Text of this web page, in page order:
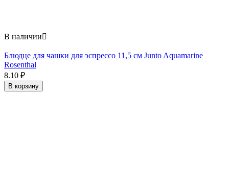
В наличии
Блюдце для чашки для эспрессо 11,5 см Junto Aquamarine
Rosenthal
8.10 ₽
В корзину